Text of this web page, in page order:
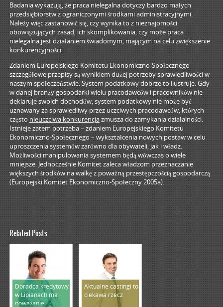
Badania wykazują, że praca nielegalna dotyczy bardzo małych
przedsiębiorstw z ograniczonymi środkami administracyjnymi.
Należy więc zastanowić się, czy wynika to z nieznajomości
obowiązujących zasad, ich skomplikowania, czy może praca
nielegalna jest działaniem świadomym, mającym na celu zwiększenie
konkurencyjności.
Zdaniem Europejskiego Komitetu Ekonomiczno-Społecznego
szczegółowe przepisy są wynikiem dużej potrzeby sprawiedliwości w
naszym społeczeństwie. System podatkowy dobrze to ilustruje. Gdy
w danej branży gospodarki wielu pracodawców i pracowników nie
deklaruje swoich dochodów, system podatkowy nie może być
uznawany za sprawiedliwy przez uczciwych pracodawców, których
częstonieuczciwa konkurencjazmusza do zamykania działalności.
Istnieje zatem potrzeba – zdaniem Europejskiego Komitetu
Ekonomiczno-Społecznego – wykształcenia nowych postaw w celu
uproszczenia systemów zarówno dla obywateli, jak i władz.
Możliwości manipulowania systemem będą wówczas o wiele
mniejsze. Jednocześnie Komitet zaleca władzom przeznaczanie
większych środków na walkę z poważną przestępczością gospodarczą
(Europejski Komitet Ekonomiczno-Społeczny 2005a).
Related Posts:
Doradca kredytowy
w Lipianach ma
poważanie
Aktualne castingi to
ciekawa rzecz